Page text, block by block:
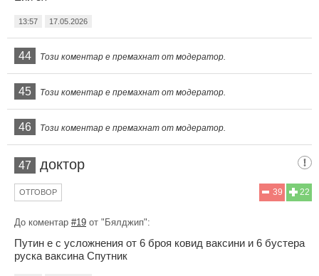
13:57 17.05.2026
44 Този коментар е премахнат от модератор.
45 Този коментар е премахнат от модератор.
46 Този коментар е премахнат от модератор.
47 доктор
22
39
ОТГОВОР
До коментар #19 от "Бялджип":
Путин е с усложнения от 6 броя ковид ваксини и 6 бустера
руска ваксина Спутник